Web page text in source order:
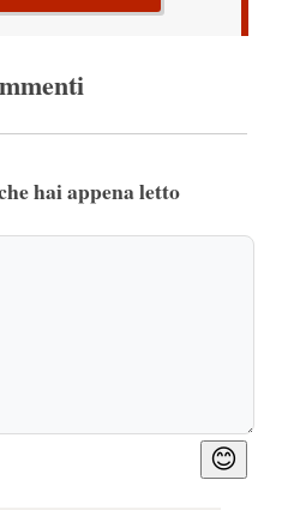
hai appena letto
😊